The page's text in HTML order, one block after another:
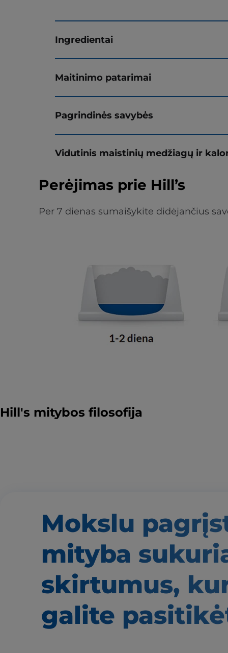
Ingredientai
Maitinimo patarimai
Pagrindinės savybės
Vidutinis maistinių medžiagų ir
Perėjimas prie Hill’s
Per 7 dienas sumaišykite didėjančius
Hill's mitybos filosofija
Mokslu
mityba
skirtumus,
galite